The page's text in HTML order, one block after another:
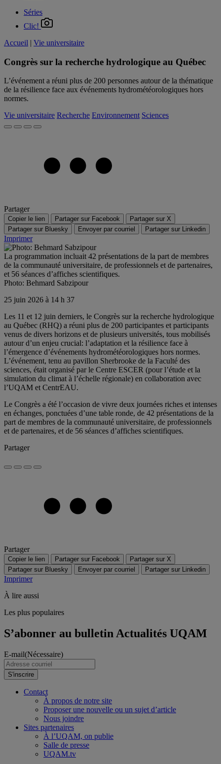
Séries
Clic!
Accueil | Vie universitaire
Congrès sur la recherche hydrologique au Québec
L’événement a réuni plus de 200 personnes autour de la thématique
de la résilience face aux événements hydrométéorologiques hors
normes.
Vie universitaire Recherche Environnement Sciences
Partager
Copier le lien Partager sur Facebook
Partager sur X
Partager sur Bluesky
Envoyer par courriel Partager sur Linkedin
Imprimer
La programmation incluait 42 présentations de la part de membres
de la communauté universitaire, de professionnels et de partenaires,
et 56 séances d’affiches scientifiques.
Photo: Behmard Sabzipour
25 juin 2026 à 14 h 37
Les 11 et 12 juin derniers, le Congrès sur la recherche hydrologique
au Québec (RHQ) a réuni plus de 200 participantes et participants
venus de divers horizons et de plusieurs universités, tous mobilisés
autour d’un enjeu crucial: l’adaptation et la résilience face à
l’émergence d’événements hydrométéorologiques hors normes.
L’événement, tenu au pavillon Sherbrooke de la Faculté des
sciences, était organisé par le Centre ESCER (pour l’étude et la
simulation du climat à l’échelle régionale) en collaboration avec
l’UQAM et CentrEAU.
Le Congrès a été l’occasion de vivre deux journées riches et intenses
en échanges, ponctuées d’une table ronde, de 42 présentations de la
part de membres de la communauté universitaire, de professionnels
et de partenaires, et de 56 séances d’affiches scientifiques.
Partager
Partager
Copier le lien Partager sur Facebook
Partager sur X
Partager sur Bluesky
Envoyer par courriel Partager sur Linkedin
Imprimer
À lire aussi
Les plus populaires
S’abonner au bulletin Actualités UQAM
E-mail(Nécessaire)
S'inscrire
Contact
À propos de notre site
Proposer une nouvelle ou un sujet d’article
Nous joindre
Sites partenaires
À l’UQAM, on publie
Salle de presse
UQAM.tv